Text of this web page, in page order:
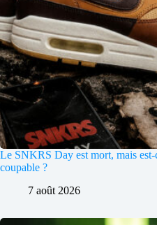
Le SNKRS Day est mort, mais
coupable ?
7 août 2026